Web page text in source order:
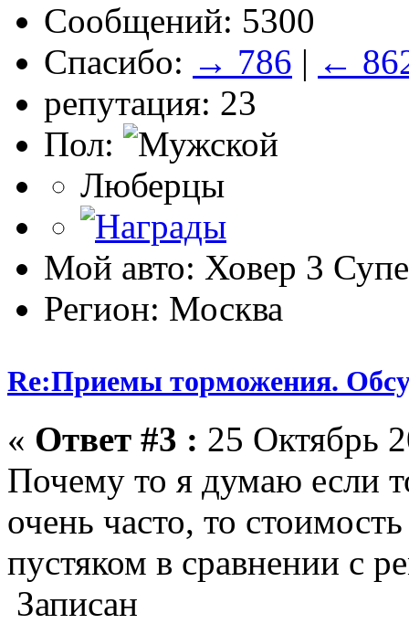
Сообщений: 5300
Спасибо: → 786 | ←
репутация: 23
Пол:
Люберцы
Мой авто: Ховер 3
Регион: Москва
Re:Приемы торможения.
« Ответ #3 : 25 Октябрь
Почему то я думаю если
очень часто, то
пустяком в сравнении с
Записан